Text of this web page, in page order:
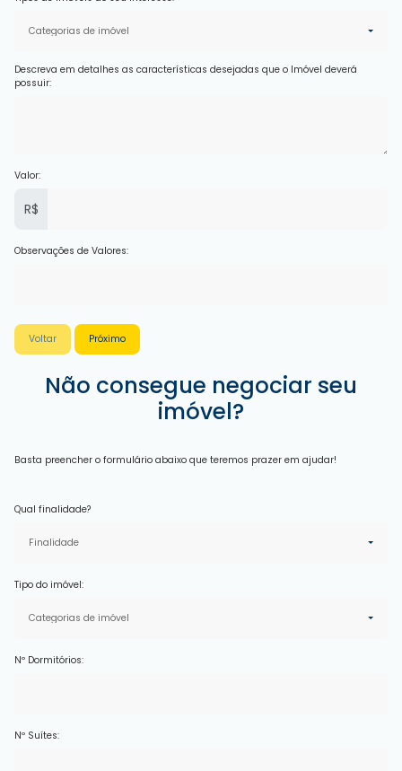
Categorias de imóvel
Descreva em detalhes as características desejadas que o Imóvel deverá
possuir:
Valor:
R$
Observações de Valores:
Voltar Próximo
Não consegue negociar seu
imóvel?
Basta preencher o formulário abaixo que teremos prazer em ajudar!
Qual finalidade?
Finalidade
Tipo do imóvel:
Categorias de imóvel
Nº Dormitórios:
Nº Suítes: